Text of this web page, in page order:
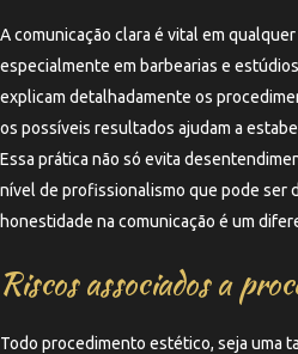
A comunicação clara é vital em
especialmente em barbearias e
explicam detalhadamente os
os possíveis resultados ajudam a
Essa prática não só evita
nível de profissionalismo que pode ser
honestidade na comunicação é um
Riscos associados a
Todo procedimento estético, seja uma